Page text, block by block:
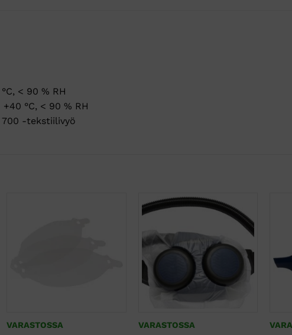
< 90 % RH
°C, < 90 % RH
700 -tekstiilivyö
VARASTOSSA VARASTOSSA